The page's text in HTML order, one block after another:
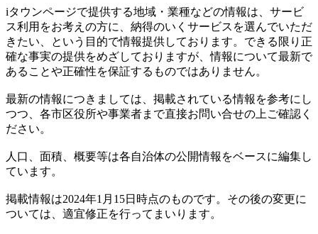
iタウンページで提供する地域・業種などの情報は、サービ
ス利用をお考えの方に、納得のいくサービスを選んでいただ
きたい、という目的で情報提供しております。できる限り正
確な事実の提供をめざしておりますが、情報について最新で
あることや正確性を保証するものではありません。
最新の情報につきましては、掲載されている情報を参考にし
つつ、各市区役所や事業者まで直接お問い合せの上ご確認く
ださい。
人口、面積、概要等は各自治体の公開情報をベースに編集し
ています。
掲載情報は2024年1月15日時点のものです。その後の変更に
ついては、適宜修正を行ってまいります。